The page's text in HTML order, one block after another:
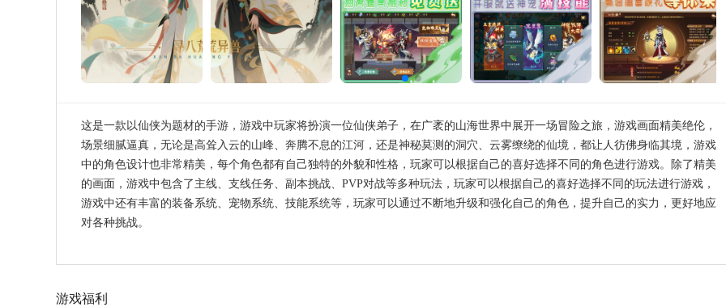
这是一款以仙侠为题材的手游，游戏中玩家将扮演一位仙侠弟子，在广袤的山海世界中展开一场冒险之旅，游戏画面精美绝伦，
场景细腻逼真，无论是高耸入云的山峰、奔腾不息的江河，还是神秘莫测的洞穴、云雾缭绕的仙境，都让人彷佛身临其境，游戏
中的角色设计也非常精美，每个角色都有自己独特的外貌和性格，玩家可以根据自己的喜好选择不同的角色进行游戏。除了精美
的画面，游戏中包含了主线、支线任务、副本挑战、PVP对战等多种玩法，玩家可以根据自己的喜好选择不同的玩法进行游戏，
游戏中还有丰富的装备系统、宠物系统、技能系统等，玩家可以通过不断地升级和强化自己的角色，提升自己的实力，更好地应
对各种挑战。
游戏福利